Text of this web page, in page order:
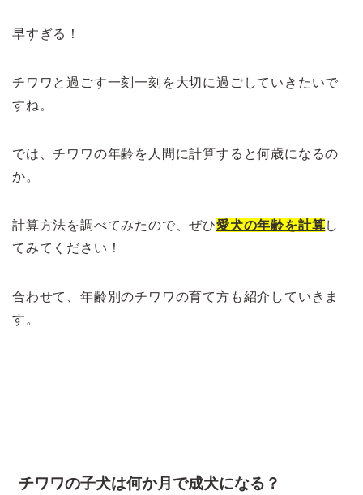
早すぎる！
チワワと過ごす一刻一刻を大切に過ごしていきたいで
すね。
では、チワワの年齢を人間に計算すると何歳になるの
か。
計算方法を調べてみたので、ぜひ愛犬の年齢を計算し
てみてください！
合わせて、年齢別のチワワの育て方も紹介していきま
す。
チワワの子犬は何か月で成犬になる？